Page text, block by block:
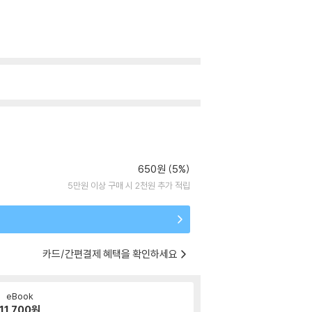
650원 (5%)
5만원 이상 구매 시 2천원 추가 적립
카드/간편결제 혜택을 확인하세요
eBook
원